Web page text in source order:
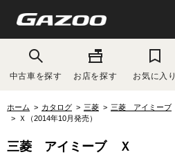
中古車を探す お店を探す お気に入り
ホーム カタログ 三菱 三菱 アイミーブ
Ｘ（2014年10月発売）
三菱 アイミーブ Ｘ